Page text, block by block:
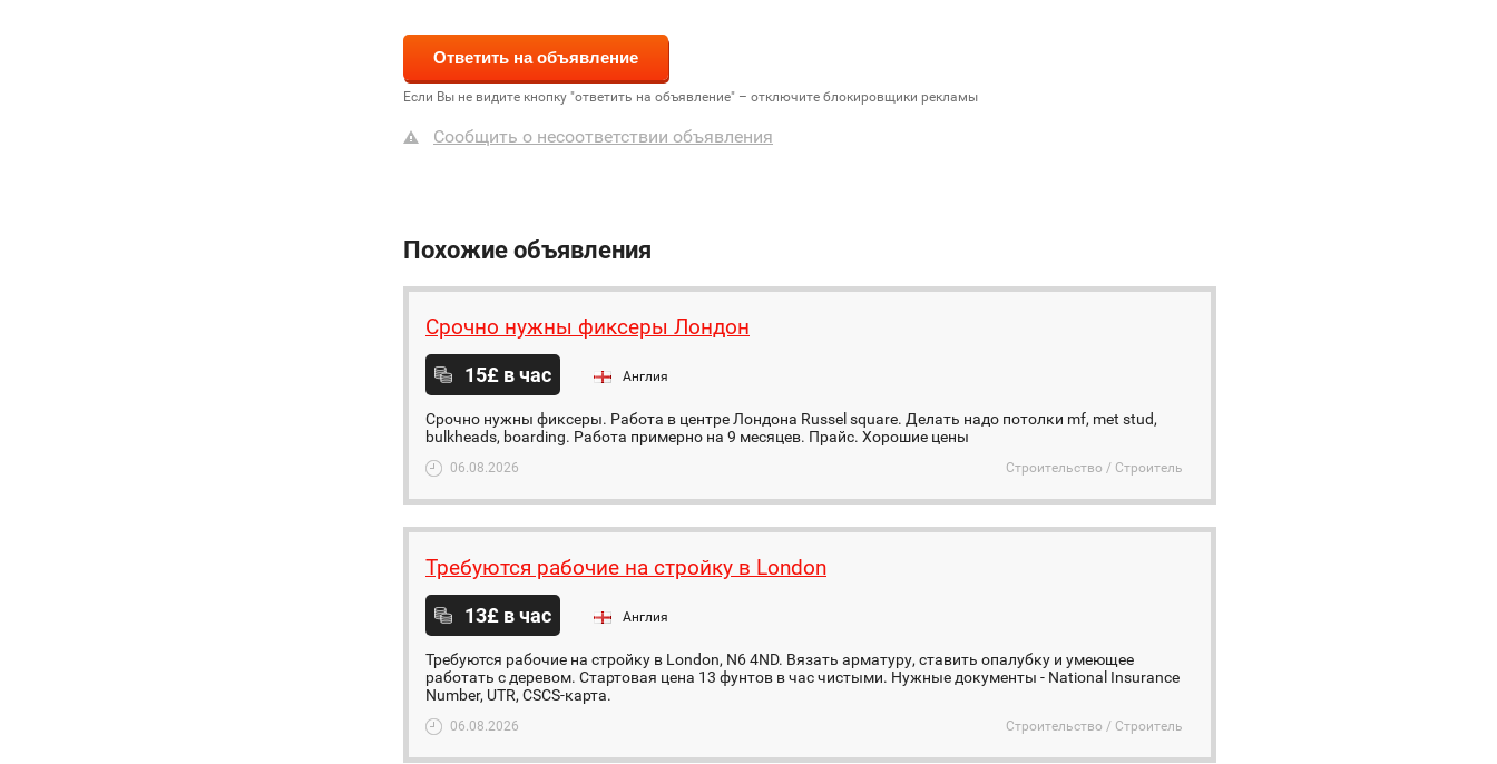
Если Вы не видите кнопку "ответить на объявление" – отключите блокировщики рекламы
Сообщить о несоответствии объявления
Похожие объявления
Срочно нужны фиксеры Лондон
15£ в час Англия
Срочно нужны фиксеры. Работа в центре Лондона Russel square. Делать надо потолки mf, met stud,
bulkheads, boarding. Работа примерно на 9 месяцев. Прайс. Хорошие цены
06.08.2026 Строительство / Строитель
Требуются рабочие на стройку в London
13£ в час Англия
Требуются рабочие на стройку в London, N6 4ND. Вязать арматуру, ставить опалубку и умеющее
работать с деревом. Стартовая цена 13 фунтов в час чистыми. Нужные документы - National Insurance
Number, UTR, CSCS-карта.
06.08.2026 Строительство / Строитель